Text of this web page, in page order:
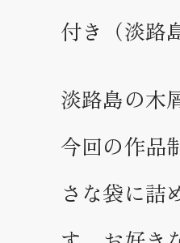
付き（淡路
淡路島の木
今回の作品
さな袋に詰